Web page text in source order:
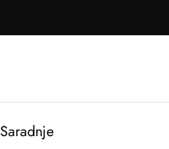
Saradnje